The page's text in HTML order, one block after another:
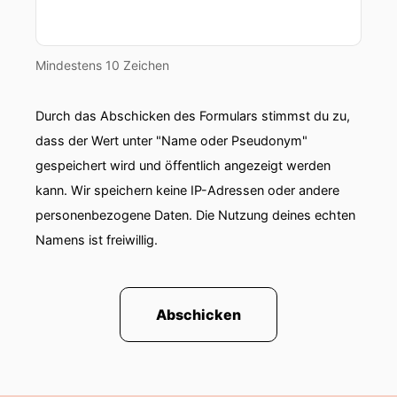
Andreas und du kannst doch mal bitte unseren
Hörerinnen und Hörern beschreiben, in welche
Rolle Du heute hier bist und was Du uns heute
mitgeben möchtest?
00:01:20: Hallo Sandra!
00:01:23: Ich mein Name Andreas.
00:01:24: ihr kennt mich alle als Kommoderator
Mindestens 10 Zeichen
Durch das Abschicken des Formulars stimmst du zu,
dass der Wert unter "Name oder Pseudonym"
gespeichert wird und öffentlich angezeigt werden
kann. Wir speichern keine IP-Adressen oder andere
personenbezogene Daten. Die Nutzung deines echten
Namens ist freiwillig.
Abschicken